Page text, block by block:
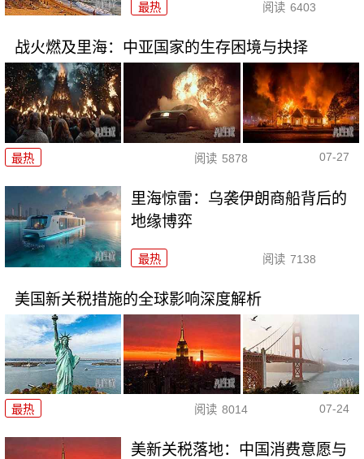
最热 阅读 6403
战火燃及里海：中亚国家的生存困境与抉择
最热 阅读 5878 07-27
里海惊雷：乌袭伊朗商船背后的
地缘博弈
最热 阅读 7138
美国新关税措施的全球影响深度解析
最热 阅读 8014 07-24
美新关税落地：中国消费意愿与